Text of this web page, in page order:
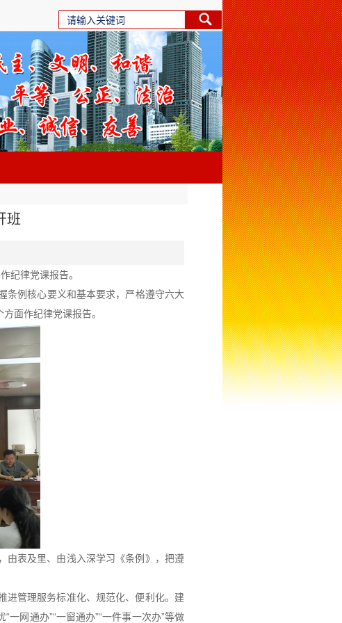
班
纪律党课报告。
条例核心要义和基本要求，严格遵守六大
方面作纪律党课报告。
表及里、由浅入深学习《条例》，把遵
管理服务标准化、规范化、便利化。建
网通办”“一窗通办”“一件事一次办”等做